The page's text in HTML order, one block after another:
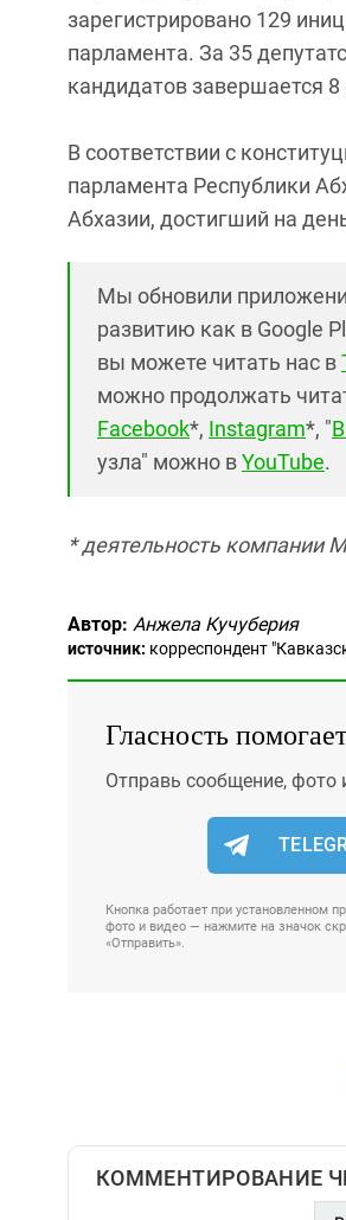
зарегистрировано 129
парламента. За 35
кандидатов завершается
В соответствии с
парламента Республики
Абхазии, достигший на
Мы обновили
развитию как в Google
вы можете читать нас в
можно продолжать
Facebook*, Instagram*, "
узла" можно вYouTube.
* деятельность компании
Автор: Анжела Кучуберия
источник: корреспондент
Гласность
Отправь сообщение, фото
Кнопка работает при установленном
фото и видео — нажмите на значок
«Отправить».
КОММЕНТИРОВАНИЕ